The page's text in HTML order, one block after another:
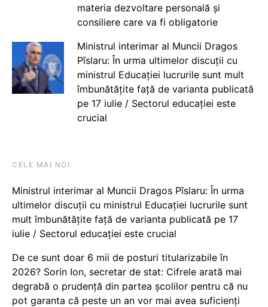
materia dezvoltare personală și
consiliere care va fi obligatorie
Ministrul interimar al Muncii Dragos
Pîslaru: În urma ultimelor discuții cu
ministrul Educației lucrurile sunt mult
îmbunătățite față de varianta publicată
pe 17 iulie / Sectorul educației este
crucial
CELE MAI NOI
Ministrul interimar al Muncii Dragos Pîslaru: În urma
ultimelor discuții cu ministrul Educației lucrurile sunt
mult îmbunătățite față de varianta publicată pe 17
iulie / Sectorul educației este crucial
De ce sunt doar 6 mii de posturi titularizabile în
2026? Sorin Ion, secretar de stat: Cifrele arată mai
degrabă o prudență din partea școlilor pentru că nu
pot garanta că peste un an vor mai avea suficienți